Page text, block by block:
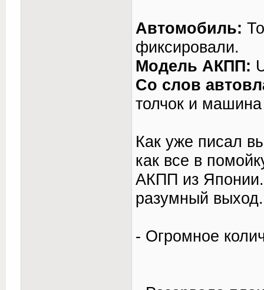
Автомобиль:
фиксировали.
Модель АКПП:
Со слов
толчок и
Как уже писал
как все в
АКПП из
разумный выход.
- Огромное